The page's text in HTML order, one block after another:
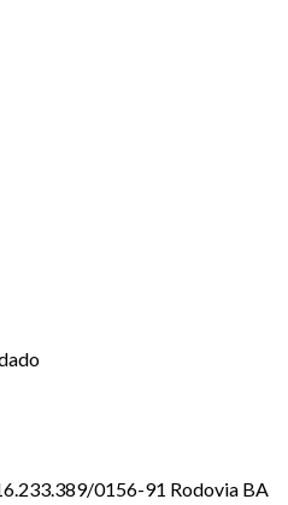
0156-91 Rodovia BA